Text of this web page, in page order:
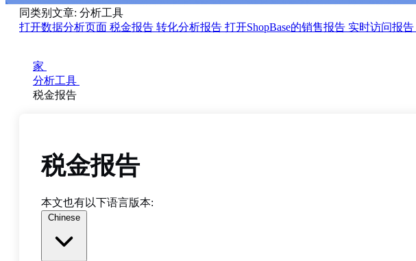
同类别文章: 分析工具
打开数据分析页面 税金报告 转化分析报告 打开ShopBase的销售报告 实时访问报告
家
分析工具
税金报告
税金报告
本文也有以下语言版本:
Chinese